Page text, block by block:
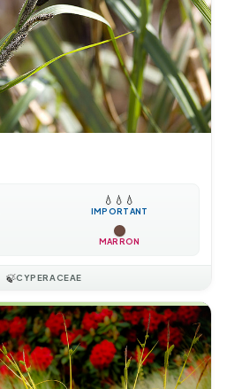
💧 💧 💧
IMPORTANT
MARRON
🍃CYPERACEAE